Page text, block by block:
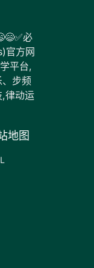
必
官方网
平台,
步频
,律动运
地图